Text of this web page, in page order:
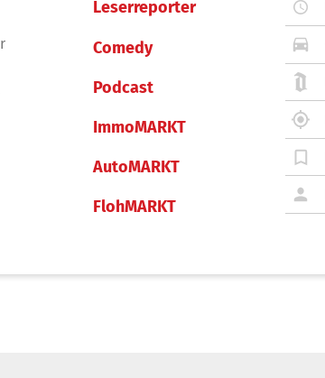
Leserreporter
Comedy
Podcast
ImmoMARKT
AutoMARKT
FlohMARKT